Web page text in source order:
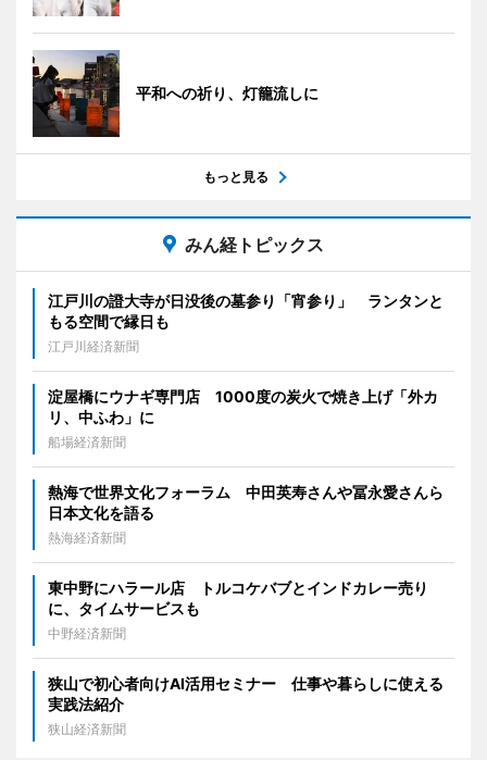
平和への祈り、灯籠流しに
もっと見る
みん経トピックス
江戸川の證大寺が日没後の墓参り「宵参り」 ランタンと
もる空間で縁日も
江戸川経済新聞
淀屋橋にウナギ専門店 1000度の炭火で焼き上げ「外カ
リ、中ふわ」に
船場経済新聞
熱海で世界文化フォーラム 中田英寿さんや冨永愛さんら
日本文化を語る
熱海経済新聞
東中野にハラール店 トルコケバブとインドカレー売り
に、タイムサービスも
中野経済新聞
狭山で初心者向けAI活用セミナー 仕事や暮らしに使える
実践法紹介
狭山経済新聞